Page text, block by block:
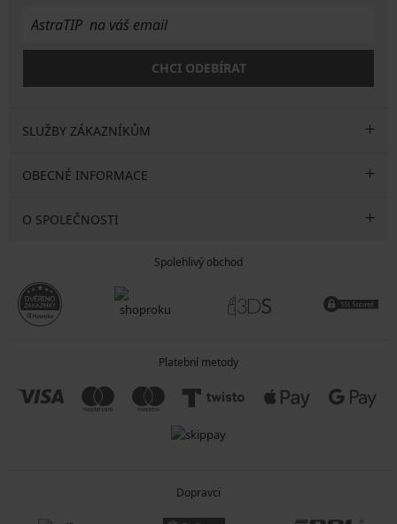
CHCI ODEBÍRAT
SLUŽBY ZÁKAZNÍKŮM
OBECNÉ INFORMACE
O SPOLEČNOSTI
Spolehlivý obchod
Platební metody
Dopravci